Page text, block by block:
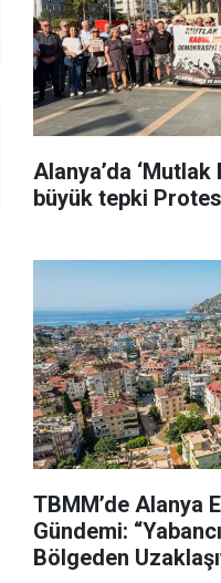
Alanya’da ‘Mutlak
büyük tepki
TBMM’de Alanya
Gündemi:
Bölgeden